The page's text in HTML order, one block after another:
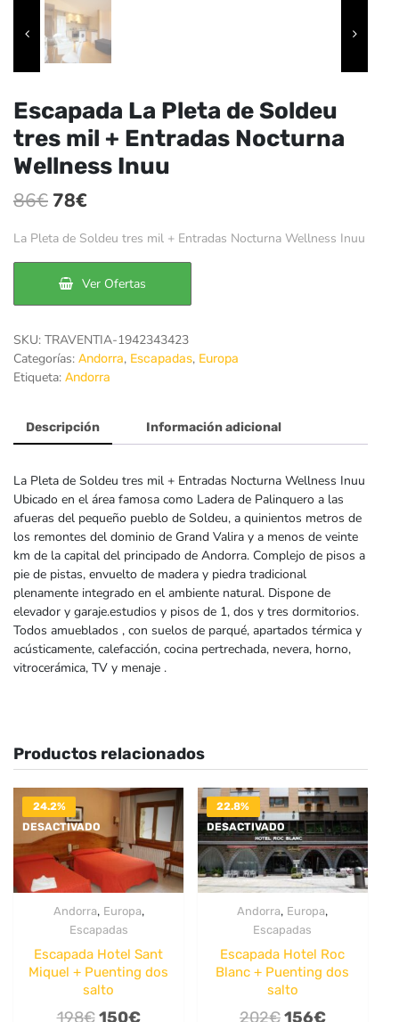
Escapada La Pleta de Soldeu
tres mil + Entradas Nocturna
Wellness Inuu
86€El
precio
era:
86€.
78€
precio
es:
78€.
La Pleta de Soldeu tres mil + Entradas Nocturna Wellness Inuu
Ver Ofertas
SKU: TRAVENTIA-1942343423
Categorías: Andorra, Escapadas, Europa
Etiqueta: Andorra
Descripción Información adicional
La Pleta de Soldeu tres mil + Entradas Nocturna Wellness Inuu
Ubicado en el área famosa como Ladera de Palinquero a las
afueras del pequeño pueblo de Soldeu, a quinientos metros de
los remontes del dominio de Grand Valira y a menos de veinte
km de la capital del principado de Andorra. Complejo de pisos a
pie de pistas, envuelto de madera y piedra tradicional
plenamente integrado en el ambiente natural. Dispone de
elevador y garaje.estudios y pisos de 1, dos y tres dormitorios.
Todos amueblados , con suelos de parqué, apartados térmica y
acústicamente, calefacción, cocina pertrechada, nevera, horno,
vitrocerámica, TV y menaje .
Productos relacionados
24.2%
DESACTIVADO
Andorra, Europa,
Escapadas
Escapada Hotel Sant
Miquel + Puenting dos
salto
198€ El
150€El
22.8%
DESACTIVADO
Andorra, Europa,
Escapadas
Escapada Hotel Roc
Blanc + Puenting dos
salto
202€El
156€El